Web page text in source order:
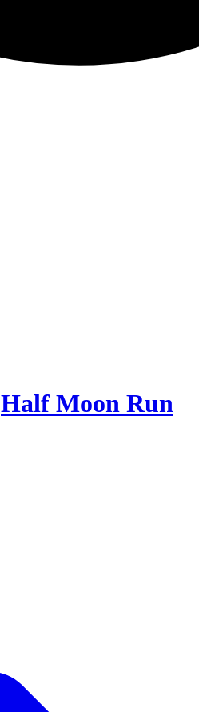
Half Moon Run